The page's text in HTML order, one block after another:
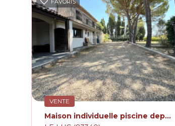
FAVORIS
VENTE
Maison individuelle piscine dependance.